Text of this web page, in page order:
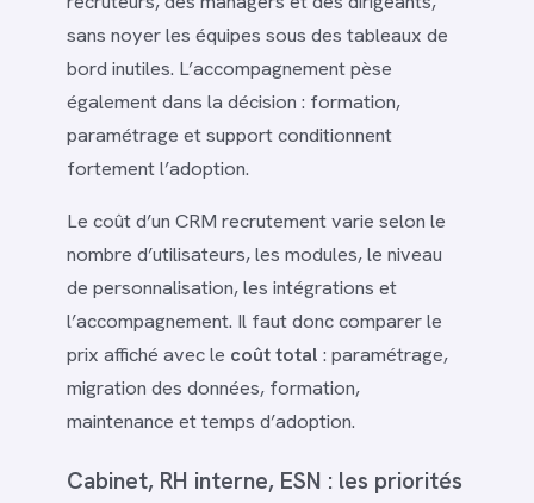
sans noyer les équipes sous des tableaux de
bord inutiles. L’accompagnement pèse
également dans la décision : formation,
paramétrage et support conditionnent
fortement l’adoption.
Le coût d’un CRM recrutement varie selon le
nombre d’utilisateurs, les modules, le niveau
de personnalisation, les intégrations et
l’accompagnement. Il faut donc comparer le
prix affiché avec le coût total : paramétrage,
migration des données, formation,
maintenance et temps d’adoption.
Cabinet, RH interne, ESN : les priorités